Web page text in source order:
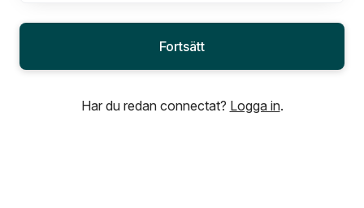
Office Management
People and Culture
Fortsätt
Har du redan connectat? Logga in.